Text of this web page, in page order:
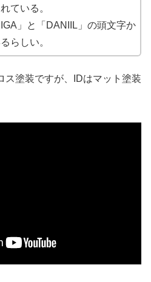
ている。
IGA」と「DANIIL」の頭文字か
らしい。
ス塗装ですが、IDはマット塗装